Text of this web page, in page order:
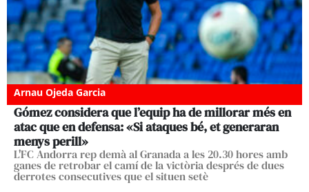
Arnau Ojeda Garcia
Gómez considera que l’equip ha de millorar més en
atac que en defensa: «Si ataques bé, et generaran
menys perill»
L'FC Andorra rep demà al Granada a les 20.30 hores amb
ganes de retrobar el camí de la victòria després de dues
derrotes consecutives que el situen setè